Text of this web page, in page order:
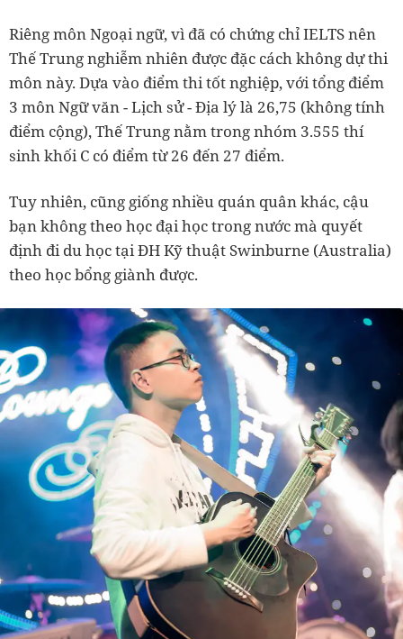
Riêng môn Ngoại ngữ, vì đã có chứng chỉ IELTS nên
Thế Trung nghiễm nhiên được đặc cách không dự thi
môn này. Dựa vào điểm thi tốt nghiệp, với tổng điểm
3 môn Ngữ văn - Lịch sử - Địa lý là 26,75 (không tính
điểm cộng), Thế Trung nằm trong nhóm 3.555 thí
sinh khối C có điểm từ 26 đến 27 điểm.
Tuy nhiên, cũng giống nhiều quán quân khác, cậu
bạn không theo học đại học trong nước mà quyết
định đi du học tại ĐH Kỹ thuật Swinburne (Australia)
theo học bổng giành được.